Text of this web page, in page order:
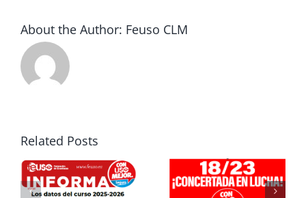
About the Author: Feuso CLM
Related PostsCronología
de la lucha
de FEUSO
del
Ministerio